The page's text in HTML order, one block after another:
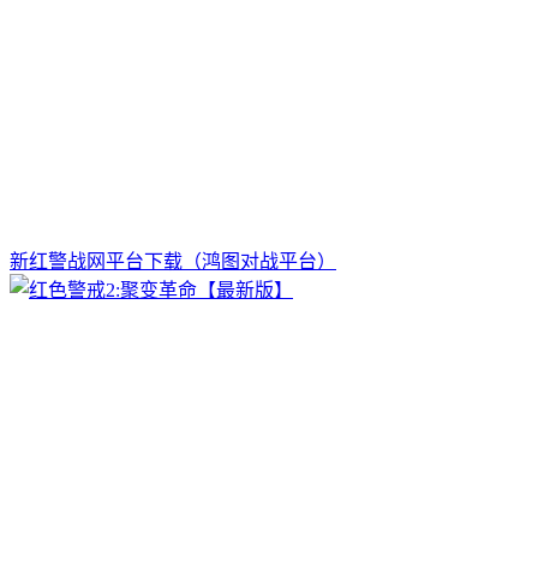
新红警战网平台下载（鸿图对战平台）